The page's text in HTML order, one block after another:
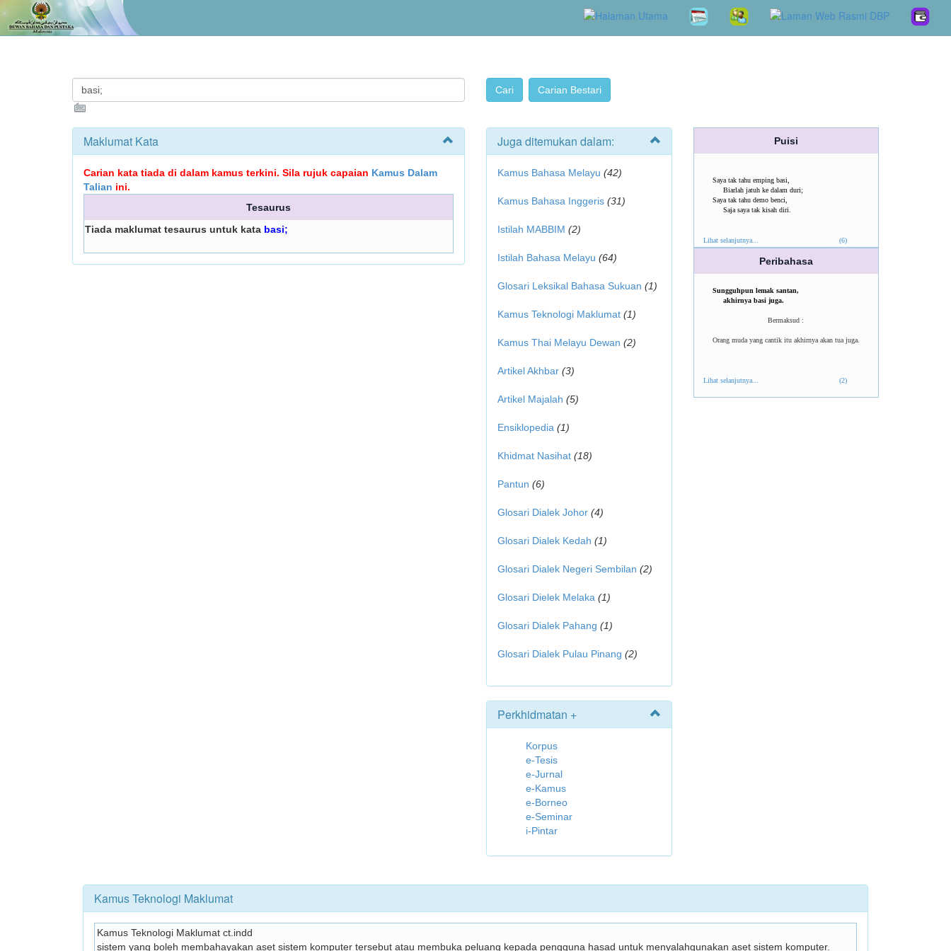
Maklumat Kata
Carian kata tiada di dalam kamus terkini. Sila rujuk capaian Kamus Dalam
Talian ini.
Tesaurus
Tiada maklumat tesaurus untuk kata basi;
Juga ditemukan dalam:
Kamus Bahasa Melayu (42)
Kamus Bahasa Inggeris (31)
Istilah MABBIM (2)
Istilah Bahasa Melayu (64)
Glosari Leksikal Bahasa Sukuan (1)
Kamus Teknologi Maklumat (1)
Kamus Thai Melayu Dewan (2)
Artikel Akhbar (3)
Artikel Majalah (5)
Ensiklopedia (1)
Khidmat Nasihat (18)
Pantun (6)
Glosari Dialek Johor (4)
Glosari Dialek Kedah (1)
Glosari Dialek Negeri Sembilan (2)
Glosari Dielek Melaka (1)
Glosari Dialek Pahang (1)
Glosari Dialek Pulau Pinang (2)
Perkhidmatan +
Korpus
e-Tesis
e-Jurnal
e-Kamus
e-Borneo
e-Seminar
i-Pintar
Puisi
Saya tak tahu emping basi,
Biarlah jatuh ke dalam duri;
Saya tak tahu demo benci,
Saja saya tak kisah diri.
Lihat selanjutnya... (6)
Peribahasa
Sungguhpun lemak santan,
akhirnya basi juga.
Bermaksud :
Orang muda yang cantik itu akhirnya akan tua juga.
Lihat selanjutnya... (2)
Kamus Teknologi Maklumat
Kamus Teknologi Maklumat ct.indd
sistem yang boleh membahayakan aset sistem komputer tersebut atau membuka peluang kepada pengguna hasad untuk menyalahgunakan aset sistem komputer.